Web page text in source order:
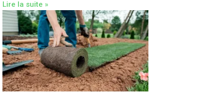
Lire la suite »